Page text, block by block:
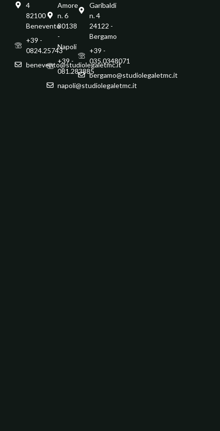
4
82100 -
Benevento
+39 -
0824.25743
benevento@studiolegaletmc.it
Amore
n. 6
80138
-
Napoli
+39 -
081.283885
napoli@studiolegaletmc.it
Garibaldi
n. 4
24122 -
Bergamo
+39 -
035.0348071
bergamo@studiolegaletmc.it